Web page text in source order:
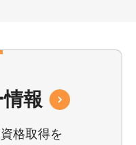
報
格取得を